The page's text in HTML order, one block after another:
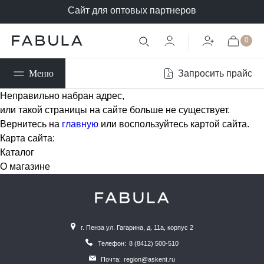
Сайт для оптовых партнеров
0
Меню Запросить прайс
Неправильно набран адрес,
или такой страницы на сайте больше не существует.
Вернитесь на главную или воспользуйтесь картой сайта.
Карта сайта:
Каталог
О магазине
г. Пенза ул. Гагарина, д. 11а, корпус 2
Телефон: 8 (8412) 500-510
Почта: region@askent.ru